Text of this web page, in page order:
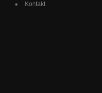
Kontakt